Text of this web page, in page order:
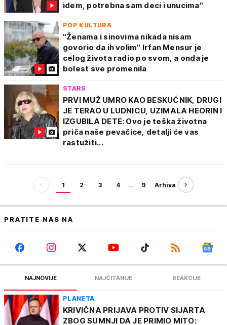
idem, potrebna sam deci i unucima"
POP KULTURA
"Ženama i sinovima nikada nisam
govorio da ih volim" Irfan Mensur je
celog života radio po svom, a onda je
bolest sve promenila
STARS
PRVI MUŽ UMRO KAO BESKUĆNIK, DRUGI
JE TERAO U LUDNICU, UZIMALA HEORIN I
IZGUBILA DETE: Ovo je teška životna
priča naše pevačice, detalji će vas
rastužiti...
1 2 3 4 … 9 Arhiva
PRATITE NAS NA
NAJNOVIJE NAJČITANIJE REAKCIJE
PLANETA
KRIVIČNA PRIJAVA PROTIV SIJARTA
ZBOG SUMNJI DA JE PRIMIO MITO: